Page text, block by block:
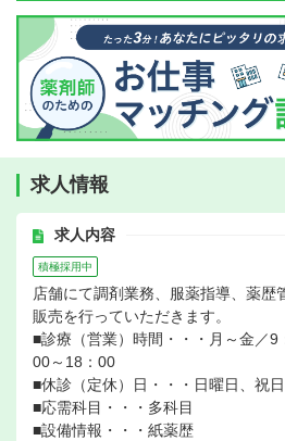
求人情報
求人内容
積極採用中
店舗にて調剤業務、服薬指導、薬歴
販売を行っていただきます。
■診療（営業）時間・・・月～金／9
00～18：00
■休診（定休）日・・・日曜日、祝日
■応需科目・・・多科目
■設備情報・・・紙薬歴